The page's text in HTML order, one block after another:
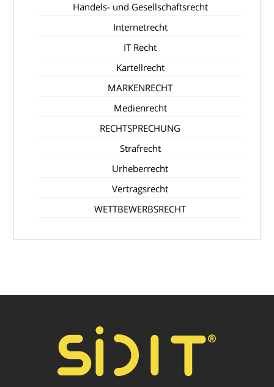
Handels- und Gesellschaftsrecht
Internetrecht
IT Recht
Kartellrecht
MARKENRECHT
Medienrecht
RECHTSPRECHUNG
Strafrecht
Urheberrecht
Vertragsrecht
WETTBEWERBSRECHT